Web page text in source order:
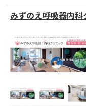
みずのえ呼吸器内科